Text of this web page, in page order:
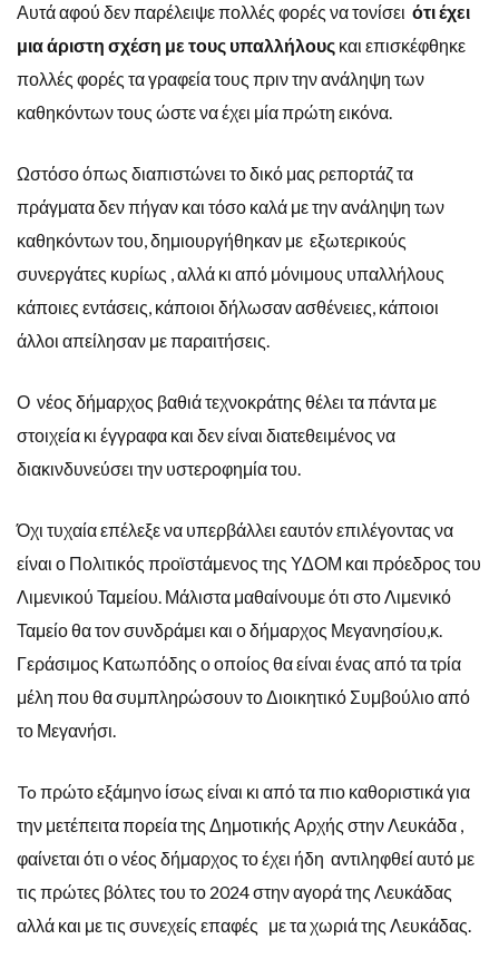
Αυτά αφού δεν παρέλειψε πολλές φορές να τονίσει ότι έχει
μια άριστη σχέση με τους υπαλλήλους και επισκέφθηκε
πολλές φορές τα γραφεία τους πριν την ανάληψη των
καθηκόντων τους ώστε να έχει μία πρώτη εικόνα.
Ωστόσο όπως διαπιστώνει το δικό μας ρεπορτάζ τα
πράγματα δεν πήγαν και τόσο καλά με την ανάληψη των
καθηκόντων του, δημιουργήθηκαν με εξωτερικούς
συνεργάτες κυρίως , αλλά κι από μόνιμους υπαλλήλους
κάποιες εντάσεις, κάποιοι δήλωσαν ασθένειες, κάποιοι
άλλοι απείλησαν με παραιτήσεις.
Ο νέος δήμαρχος βαθιά τεχνοκράτης θέλει τα πάντα με
στοιχεία κι έγγραφα και δεν είναι διατεθειμένος να
διακινδυνεύσει την υστεροφημία του.
Όχι τυχαία επέλεξε να υπερβάλλει εαυτόν επιλέγοντας να
είναι ο Πολιτικός προϊστάμενος της ΥΔΟΜ και πρόεδρος του
Λιμενικού Ταμείου. Μάλιστα μαθαίνουμε ότι στο Λιμενικό
Ταμείο θα τον συνδράμει και ο δήμαρχος Μεγανησίου,κ.
Γεράσιμος Κατωπόδης ο οποίος θα είναι ένας από τα τρία
μέλη που θα συμπληρώσουν το Διοικητικό Συμβούλιο από
το Μεγανήσι.
To πρώτο εξάμηνο ίσως είναι κι από τα πιο καθοριστικά για
την μετέπειτα πορεία της Δημοτικής Αρχής στην Λευκάδα ,
φαίνεται ότι ο νέος δήμαρχος το έχει ήδη αντιληφθεί αυτό με
τις πρώτες βόλτες του το 2024 στην αγορά της Λευκάδας
αλλά και με τις συνεχείς επαφές με τα χωριά της Λευκάδας.